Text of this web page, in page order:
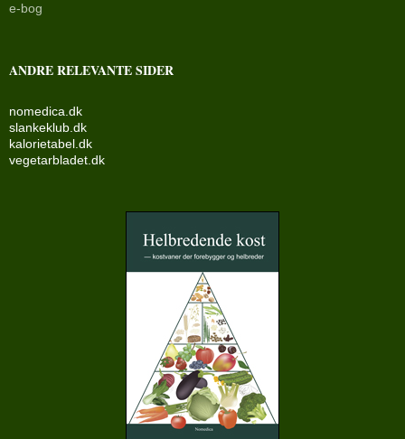
e-bog
ANDRE RELEVANTE SIDER
nomedica.dk
slankeklub.dk
kalorietabel.dk
vegetarbladet.dk